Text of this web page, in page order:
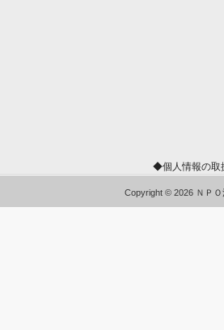
◆個人情報の
Copyright © 2026 ＮＰ